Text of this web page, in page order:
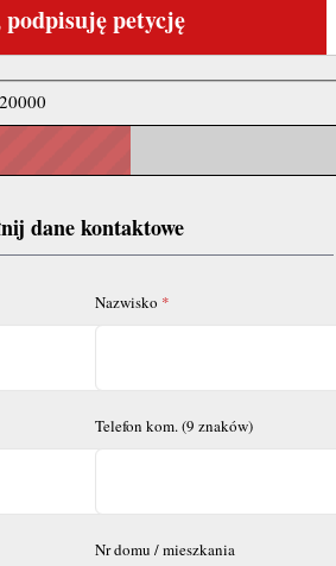
podpisuję petycję
11260 podpisów z 20000
dane kontaktowe
Nazwisko *
Telefon kom. (9 znaków)
Nr domu / mieszkania